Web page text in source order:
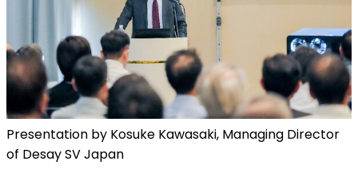
Presentation by Kosuke Kawasaki, Managing Director
of Desay SV Japan